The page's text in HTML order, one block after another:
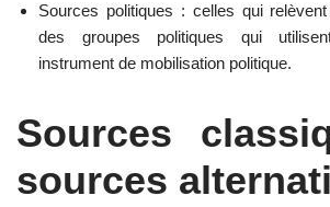
Sources politiques : celles qui
des groupes politiques qui
instrument de mobilisation politique.
Sources
sources